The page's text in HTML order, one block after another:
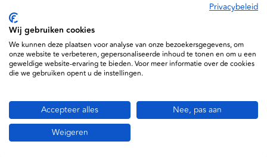
Becton Dickinson (BD)
Privacybeleid
Wij gebruiken cookies
We kunnen deze plaatsen voor analyse van onze bezoekersgegevens, om
onze website te verbeteren, gepersonaliseerde inhoud te tonen en om u een
geweldige website-ervaring te bieden. Voor meer informatie over de cookies
die we gebruiken opent u de instellingen.
Accepteer alles
Nee, pas aan
Weigeren